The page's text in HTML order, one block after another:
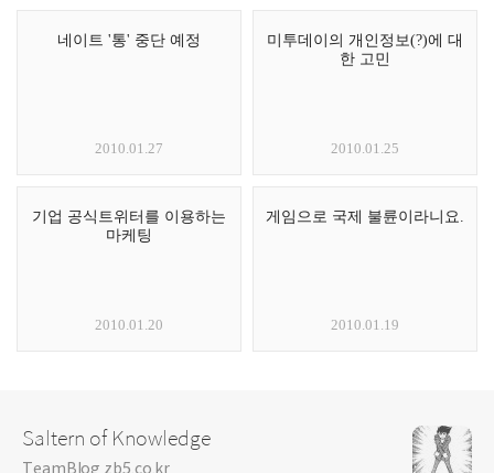
네이트 '통' 중단 예정
2010.01.27
미투데이의 개인정보(?)에 대
한 고민
2010.01.25
기업 공식트위터를 이용하는
마케팅
2010.01.20
게임으로 국제 불륜이라니요.
2010.01.19
Saltern of Knowledge
TeamBlog zb5.co.kr